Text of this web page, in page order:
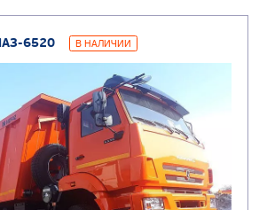
аэродромные
Автоцистерны для
сжиженного
газа(4)